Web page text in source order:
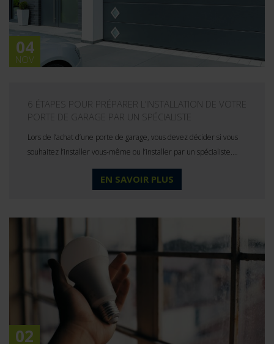
04
NOV
6 ÉTAPES POUR PRÉPARER L’INSTALLATION DE VOTRE
PORTE DE GARAGE PAR UN SPÉCIALISTE
Lors de l’achat d’une porte de garage, vous devez décider si vous
souhaitez l’installer vous-même ou l’installer par un spécialiste.…
EN SAVOIR PLUS
02